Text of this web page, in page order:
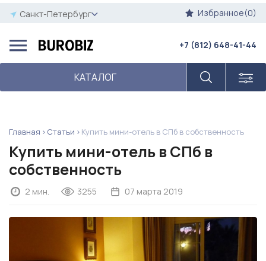
Санкт-Петербург Избранное(0)
КАТАЛОГ
+7 (812) 648-41-44
Главная Статьи Купить мини-отель в СПб в собственность
Купить мини-отель в СПб в
собственность
2 мин. 3255 07 марта 2019